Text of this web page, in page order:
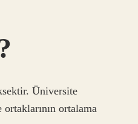
Üniversite
ortalama